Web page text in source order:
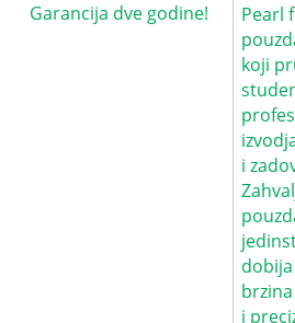
Garancija dve godine!
Pearl
koji
i
i